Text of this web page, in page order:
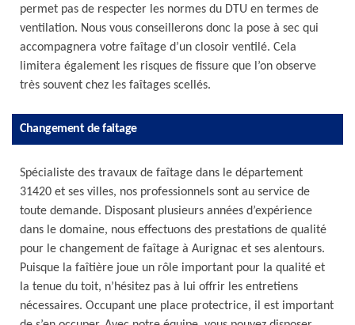
permet pas de respecter les normes du DTU en termes de
ventilation. Nous vous conseillerons donc la pose à sec qui
accompagnera votre faîtage d’un closoir ventilé. Cela
limitera également les risques de fissure que l’on observe
très souvent chez les faîtages scellés.
Changement de faitage
Spécialiste des travaux de faîtage dans le département
31420 et ses villes, nos professionnels sont au service de
toute demande. Disposant plusieurs années d’expérience
dans le domaine, nous effectuons des prestations de qualité
pour le changement de faîtage à Aurignac et ses alentours.
Puisque la faîtière joue un rôle important pour la qualité et
la tenue du toit, n’hésitez pas à lui offrir les entretiens
nécessaires. Occupant une place protectrice, il est important